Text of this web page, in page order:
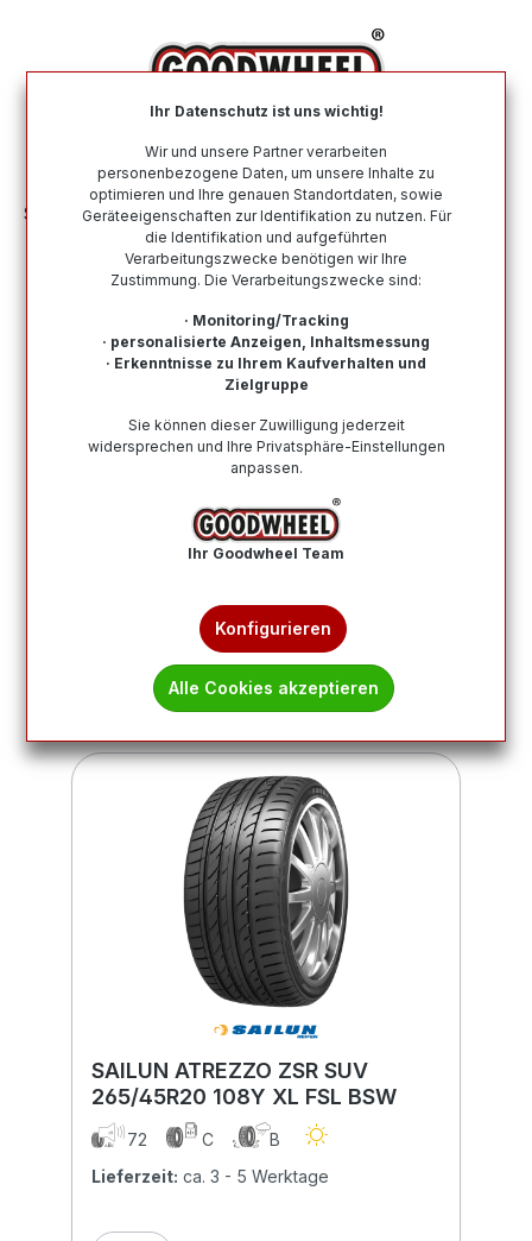
Sommerreifen Nach Größe 265 45 R20
Sommerreifen in der Größe 265 45
Bei Goodwheel finden Sie Sommerreifen renommierter
Top-Hersteller in der Größe 265 45 R20. Schneller
Reifenprofis & Kauf auf Rechnung möglich!
Wie finde ich meine Reifengröße?
2
SAILUN ATREZZO ZSR SUV
265/45R20 108Y XL FSL BSW
72 C
B
Lieferzeit: ca. 3 - 5 Werktage
Ihr Datenschutz ist uns wichtig!
Wir und unsere Partner verarbeiten
personenbezogene Daten, um unsere Inhalte zu
optimieren und Ihre genauen Standortdaten, sowie
Geräteeigenschaften zur Identifikation zu nutzen. Für
die Identifikation und aufgeführten
Verarbeitungszwecke benötigen wir Ihre
Zustimmung. Die Verarbeitungszwecke sind:
· Monitoring/Tracking
· personalisierte Anzeigen, Inhaltsmessung
· Erkenntnisse zu Ihrem Kaufverhalten und
Zielgruppe
Sie können dieser Zuwilligung jederzeit
widersprechen und Ihre Privatsphäre-Einstellungen
anpassen.
Ihr Goodwheel Team
Konfigurieren
Alle Cookies akzeptieren